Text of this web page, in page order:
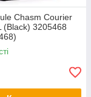
Chasm Courier
(Black) 3205468